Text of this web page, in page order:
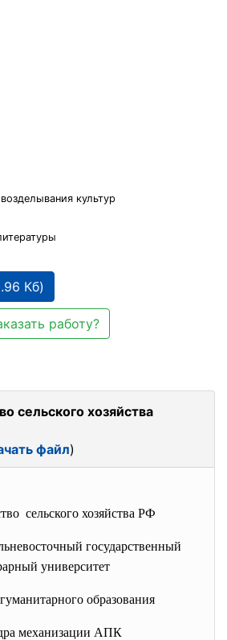
культур
Кб)
работу?
сельского хозяйства
файл)
сельского хозяйства РФ
государственный
университет
образования
механизации АПК